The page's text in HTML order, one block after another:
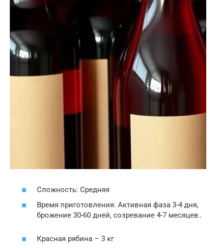
Сложность: Средняя
Время приготовления: Активная фаза 3-4 дня,
брожение 30-60 дней, созревание 4-7 месяцев․
Красная рябина – 3 кг